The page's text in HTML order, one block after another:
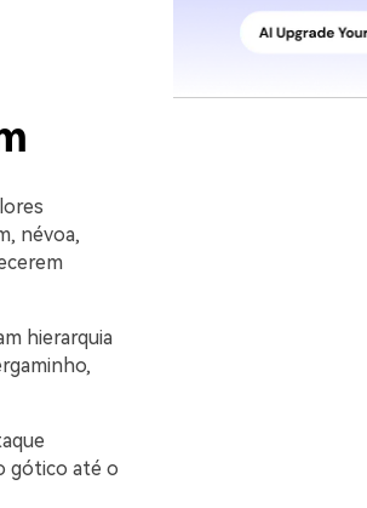
névoa,
hierarquia
gótico até o